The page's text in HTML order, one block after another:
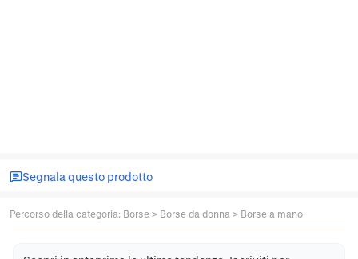
Segnala questo prodotto
Percorso della categoria: Borse > Borse da donna > Borse a mano